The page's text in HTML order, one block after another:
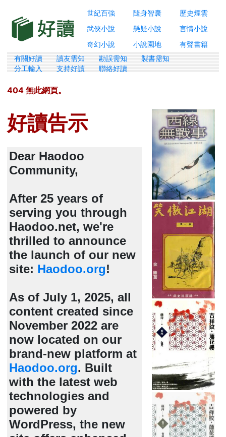
世紀百強 隨身智囊
歷史煙雲
武俠小說
懸疑小說
言情小說
奇幻小說
小說園地 有聲書籍
有關好讀 讀友需知 勘誤需知
製書需知
分工輸入
支持好讀 聯絡好讀
404 無此網頁。
好讀告示
Dear Haodoo
Community,
After 25 years of
serving you through
Haodoo.net, we're
thrilled to announce
the launch of our new
site: Haodoo.org!
As of July 1, 2025, all
content created since
November 2022 are
now located on our
brand-new platform at
Haodoo.org. Built
with the latest web
technologies and
powered by
WordPress, the new